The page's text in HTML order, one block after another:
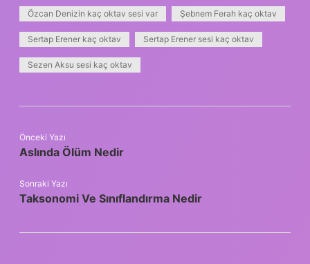
Özcan Denizin kaç oktav sesi var Şebnem Ferah kaç oktav
Sertap Erener kaç oktav Sertap Erener sesi kaç oktav
Sezen Aksu sesi kaç oktav
Önceki Yazı
Aslında Ölüm Nedir
Sonraki Yazı
Taksonomi Ve Sınıflandırma Nedir